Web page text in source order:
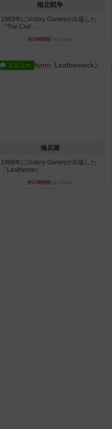
南北戦争
1983年にVictory Gamesが出版した
『The Civil ...
約14時間前by Chaco
レビュー
海兵隊
1988年にVictory Gamesが出版した
『Leathernec...
約17時間前by Chaco